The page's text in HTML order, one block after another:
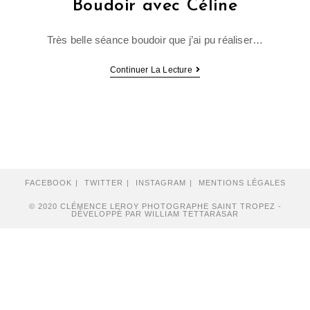
Boudoir avec Céline
Très belle séance boudoir que j’ai pu réaliser…
Continuer La Lecture
Boudoir
FACEBOOK TWITTER INSTAGRAM MENTIONS LÉGALES
© 2020 CLÉMENCE LEROY PHOTOGRAPHE SAINT TROPEZ -
DÉVELOPPÉ PAR WILLIAM TETTARASAR